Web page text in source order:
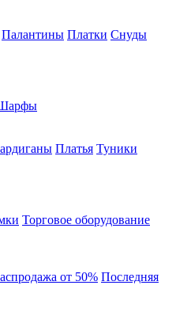
Палантины Платки Снуды
Платья Туники
Торговое оборудование
от 50% Последняя